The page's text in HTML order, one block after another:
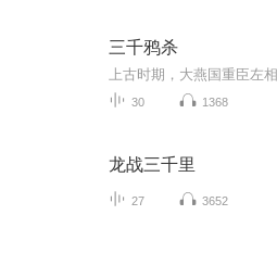
三千鸦杀
30 1368
龙战三千里
27 3652